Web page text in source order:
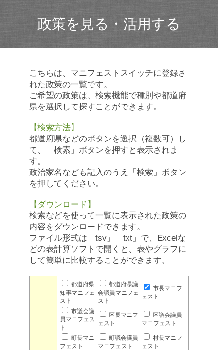
政策を見る・活用する
こちらは、マニフェストスイッチに登録さ
れた政策の一覧です。
ご希望の政策は、検索機能で種別や都道府
県を選択して探すことができます。
【検索方法】
都道府県などのボタンを選択（複数可）し
て、「検索」ボタンを押すと表示されま
す。
政治家名なども記入のうえ「検索」ボタン
を押してください。
【ダウンロード】
検索などを使って一覧に表示された政策の
内容をダウンロードできます。
ファイル形式は「tsv」「txt」で、Excelな
どの表計算ソフトで開くと、表やグラフに
して簡単に比較することができます。
都道府県
知事マニフェ
スト
都道府県議
会議員マニフェ
スト
市長マニフ
ェスト
市議会議
員マニフェス
ト
区長マニフ
ェスト
区議会議員
マニフェスト
町長マニ
フェスト
町議会議員
マニフェスト
村長マニフ
ェスト